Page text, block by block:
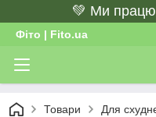
💚 Ми
Фіто | Fito.ua
Товари Для